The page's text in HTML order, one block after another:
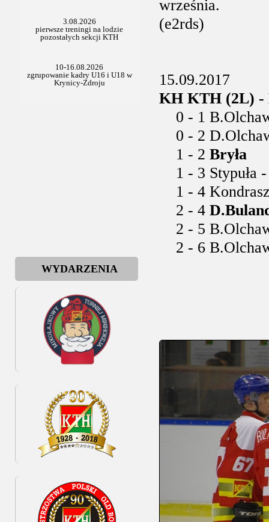
WYDARZENIA
września.
(e2rds)
15.09.2017
KH KTH (2L) -
0 - 1
0 - 2
1 - 2 Bryła
1 - 3 Stypuła
1 - 4
2 - 4
2 - 5
2 - 6